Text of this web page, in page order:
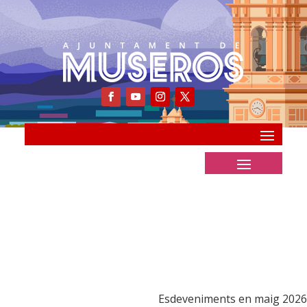
Esdeveniments en maig 2026